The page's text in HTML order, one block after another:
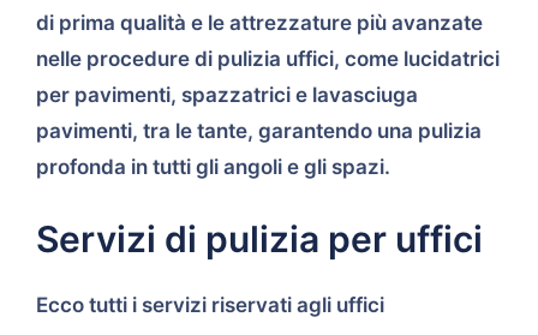
di prima qualità e le attrezzature più avanzate
nelle procedure di pulizia uffici, come lucidatrici
per pavimenti, spazzatrici e lavasciuga
pavimenti, tra le tante, garantendo una pulizia
profonda in tutti gli angoli e gli spazi.
Servizi di pulizia per uffici
Ecco tutti i servizi riservati agli uffici